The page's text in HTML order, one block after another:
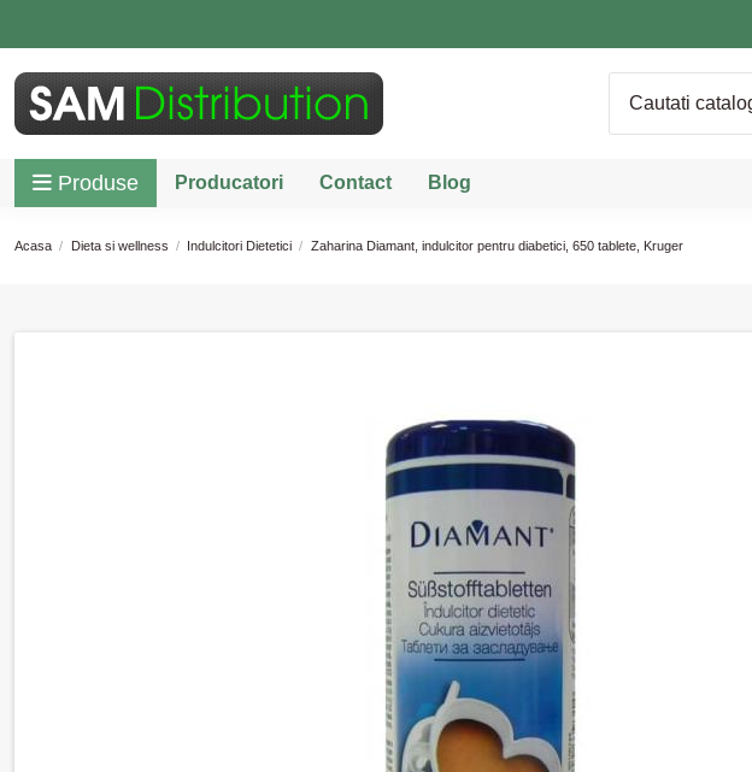
Produse Producatori Contact Blog
Acasa Dieta si wellness Indulcitori Dietetici Zaharina Diamant, indulcitor pentru diabetici, 650 tablete, Kruger